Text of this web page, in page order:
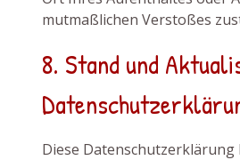
mutmaßlichen Verstoßes
8. Stand und
Diese Datenschutzerklärung